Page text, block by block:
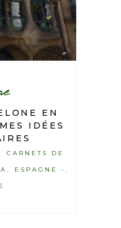
EN
IDÉES
CARNETS DE
ESPAGNE -